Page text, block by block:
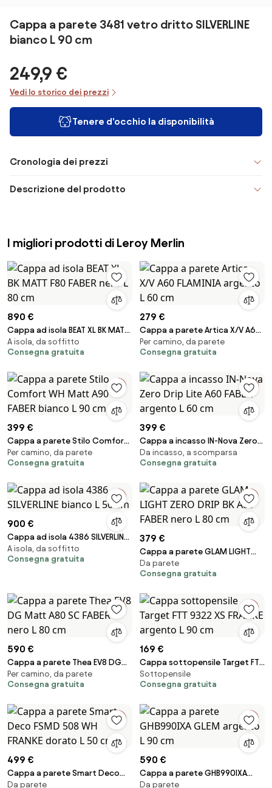
Cappa a parete 3481 vetro dritto SILVERLINE
bianco L 90 cm
249,9 €
Vedi lo storico dei prezzi
Tenere d'occhio la disponibilità
Cronologia dei prezzi
Descrizione del prodotto
I migliori prodotti di Leroy Merlin
890 €
Cappa ad isola BEAT XL BK MATT
F80 FABER nero L 80 cm
A isola, da soffitto
Consegna gratuita
279 €
Cappa a parete Artica X/V A60
FLAMINIA argento L 60 cm
Per camino, da parete
Consegna gratuita
399 €
Cappa a parete Stilo Comfort
WH Matt A90 FABER bianco L 90
cm
Per camino, da parete
Consegna gratuita
399 €
Cappa a incasso IN-Nova Zero
Drip Lite A60 FABER argento L 60
cm
Da incasso, a scomparsa
Consegna gratuita
900 €
Cappa ad isola 4386 SILVERLINE
bianco L 50 cm
A isola, da soffitto
Consegna gratuita
379 €
Cappa a parete GLAM LIGHT
ZERO DRIP BK A80 FABER nero L 80
cm
Da parete
Consegna gratuita
590 €
Cappa a parete Thea EV8 DG
Matt A80 SC FABER nero L 80 cm
Per camino, da parete
Consegna gratuita
169 €
Cappa sottopensile Target FTT
9322 XS FRANKE argento L 90 cm
Sottopensile
Consegna gratuita
499 €
Cappa a parete Smart Deco
FSMD 508 WH FRANKE dorato L
Da parete
590 €
Cappa a parete GHB990IXA
GLEM argento L 90 cm
Da parete